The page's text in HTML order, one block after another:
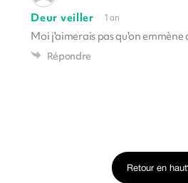
Deur veiller 1 an
Moi j'aimerais pas qu'on emmène
Répondre
Retour en haut